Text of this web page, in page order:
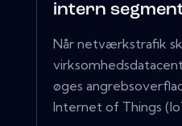
intern
Når netværkstrafik
øges
Internet of Things